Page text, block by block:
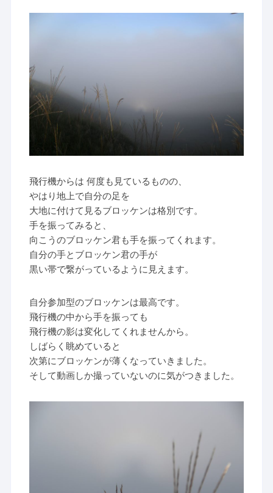
飛行機からは 何度も見ているものの、
やはり地上で自分の足を
大地に付けて見るブロッケンは格別です。
手を振ってみると、
向こうのブロッケン君も手を振ってくれます。
自分の手とブロッケン君の手が
黒い帯で繋がっているように見えます。
自分参加型のブロッケンは最高です。
飛行機の中から手を振っても
飛行機の影は変化してくれませんから。
しばらく眺めていると
次第にブロッケンが薄くなっていきました。
そして動画しか撮っていないのに気がつきました。